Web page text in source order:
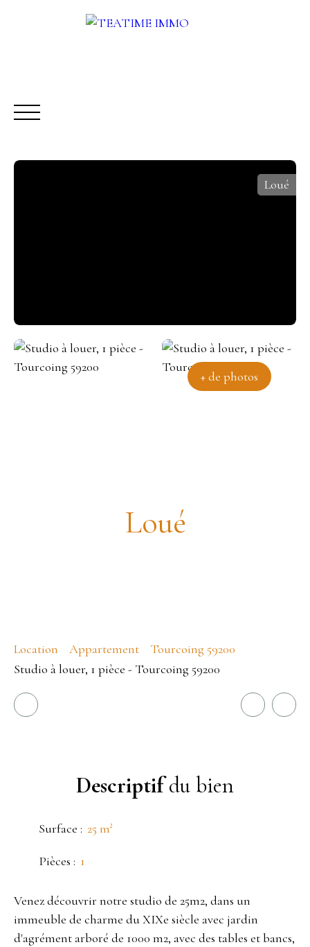
Loué
+ de photos
Loué
Location Appartement
Tourcoing 59200
Studio à louer, 1 pièce - Tourcoing 59200
Descriptifdu bien
Surface : 25 m²
Pièces : 1
Venez découvrir notre studio de 25m2, dans un
immeuble de charme du XIXe siècle avec jardin
d'agrément arboré de 1000 m2, avec des tables et bancs,